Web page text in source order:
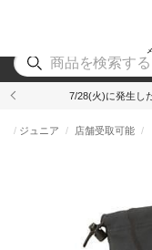
ア
7/28(火)に発生し
ジュニア 店舗受取可能